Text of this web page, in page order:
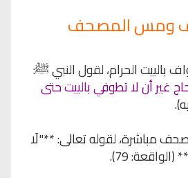
بالبيت الحرام، لقول النبي ﷺ:
غير أن لا تطوفي بالبيت حتى
مباشرة، لقوله تعالى: **"لَا
79).